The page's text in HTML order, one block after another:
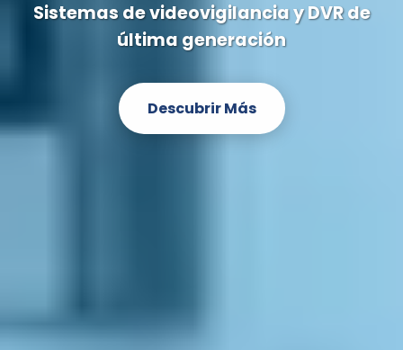
Sistemas de videovigilancia y DVR de
última generación
Descubrir Más